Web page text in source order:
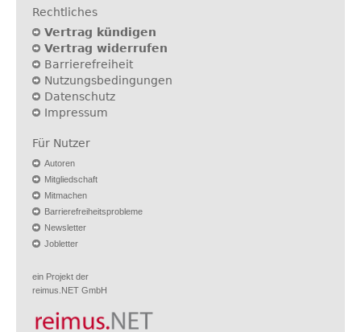
Rechtliches
Vertrag kündigen
Vertrag widerrufen
Barrierefreiheit
Nutzungsbedingungen
Datenschutz
Impressum
Für Nutzer
Autoren
Mitgliedschaft
Mitmachen
Barrierefreiheitsprobleme
Newsletter
Jobletter
ein Projekt der
reimus.NET GmbH